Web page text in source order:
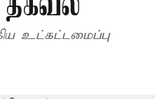
உட்கட்டமைப்பு